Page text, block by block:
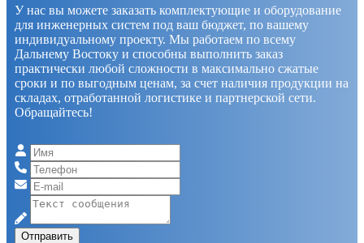
У нас вы можете заказать комплектующие и оборудование
для инженерных систем под ваш бюджет, по вашему
индивидуальному проекту. Мы работаем по всему
Дальнему Востоку и способны выполнить заказ
практически любой сложности в максимально сжатые
сроки и по выгодным ценам, за счет наличия продукции на
складах, отработанной логистике и партнерской сети.
Обращайтесь!
Отправить